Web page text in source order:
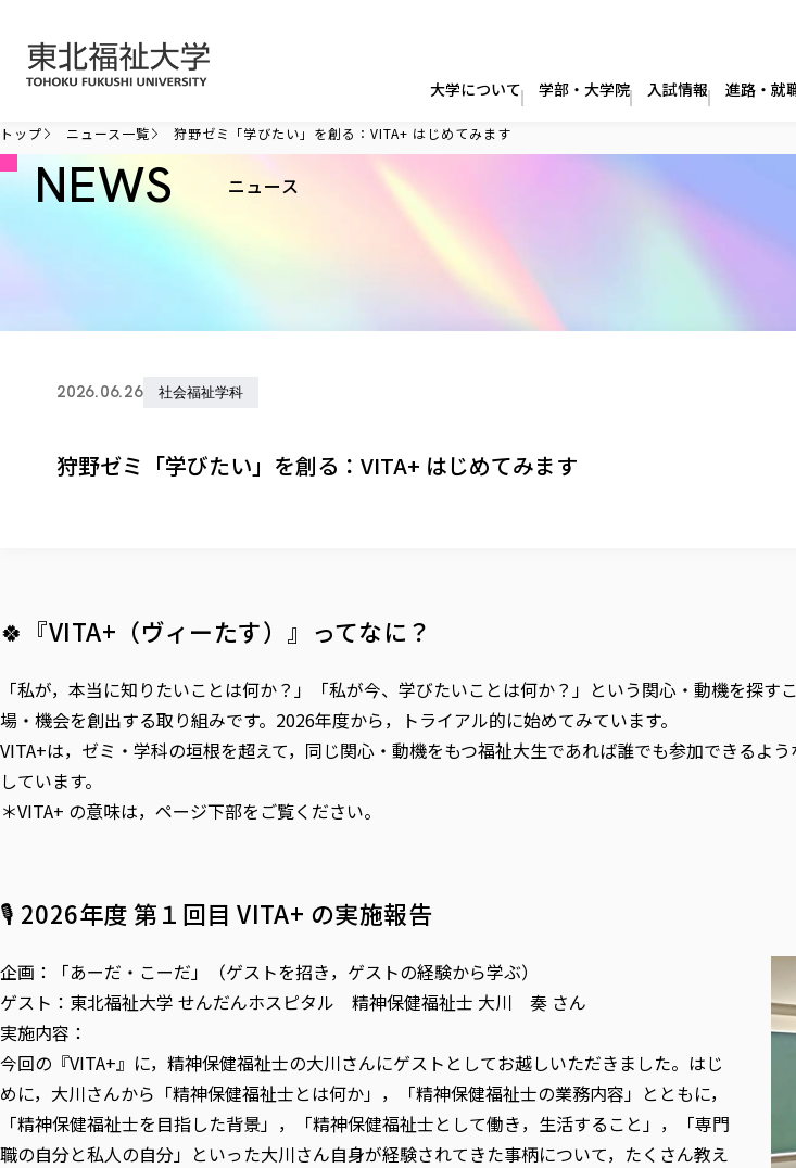
大学について 学部・大学院 入試情報 進路・就
トップ ニュース一覧 狩野ゼミ「学びたい」を創る：VITA+ はじめてみます
NEWS ニュース
2026.06.26 社会福祉学科
狩野ゼミ「学びたい」を創る：VITA+ はじめてみます
🍀『VITA+（ヴィーたす）』ってなに？
「私が，本当に知りたいことは何か？」「私が今、学びたいことは何か？」という関心・動機を探
場・機会を創出する取り組みです。2026年度から，トライアル的に始めてみています。
VITA+は，ゼミ・学科の垣根を超えて，同じ関心・動機をもつ福祉大生であれば誰でも参加できるよ
しています。
＊VITA+ の意味は，ページ下部をご覧ください。
🎙️ 2026年度 第１回目 VITA+ の実施報告
企画：「あーだ・こーだ」（ゲストを招き，ゲストの経験から学ぶ）
ゲスト：東北福祉大学 せんだんホスピタル 精神保健福祉士 大川 奏 さん
実施内容：
今回の『VITA+』に，精神保健福祉士の大川さんにゲストとしてお越しいただきました。はじ
めに，大川さんから「精神保健福祉士とは何か」，「精神保健福祉士の業務内容」とともに，
「精神保健福祉士を目指した背景」，「精神保健福祉士として働き，生活すること」，「専門
職の自分と私人の自分」といった大川さん自身が経験されてきた事柄について，たくさん教え